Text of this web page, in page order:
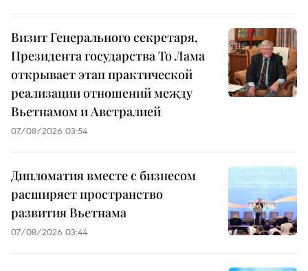
Визит Генерального секретаря,
Президента государства То Лама
открывает этап практической
реализации отношений между
Вьетнамом и Австралией
07/08/2026 03:54
Дипломатия вместе с бизнесом
расширяет пространство
развития Вьетнама
07/08/2026 03:44